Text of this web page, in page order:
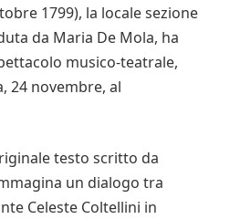
1799), la locale sezione
da Maria De Mola, ha
musico-teatrale,
24 novembre, al
testo scritto da
un dialogo tra
Celeste Coltellini in